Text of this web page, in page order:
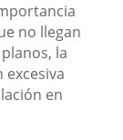
no llegan
la
en